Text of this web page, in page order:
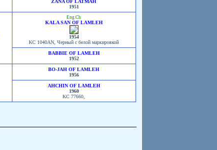
ZANA OF LATMAH
1951
Eng.Ch
KALA SAN OF LAMLEH
1954
KC 1040AN, Черный с белой маркировкой
BABBIE OF LAMLEH
1952
BO-JAH OF LAMLEH
1956
AHCHIN OF LAMLEH
1960
KC 77660,